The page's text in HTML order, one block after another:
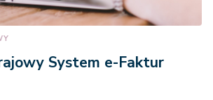
System e-Faktur